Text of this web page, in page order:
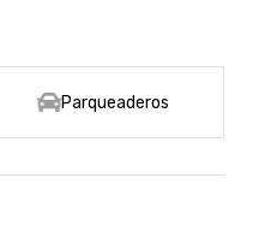
Parqueaderos